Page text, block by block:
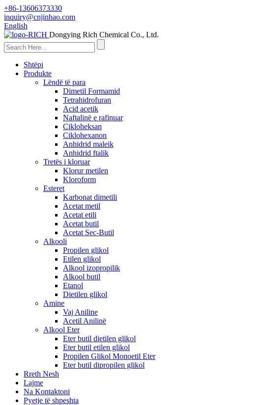
+86-13606373330
inquiry@cnjinhao.com
English
Dongying Rich Chemical Co., Ltd.
Shtëpi
Produkte
Lëndë të para
Dimetil Formamid
Tetrahidrofuran
Acid acetik
Naftalinë e rafinuar
Cikloheksan
Ciklohexanon
Anhidrid maleik
Anhidrid ftalik
Tretës i kloruar
Klorur metilen
Kloroform
Esteret
Karbonat dimetili
Acetat metil
Acetat etili
Acetat butil
Acetat Sec-Butil
Alkooli
Propilen glikol
Etilen glikol
Alkool izopropilik
Alkool butil
Etanol
Dietilen glikol
Amine
Vaj Aniline
Acetil Anilinë
Alkool Eter
Eter butil dietilen glikol
Eter butil etilen glikol
Propilen Glikol Monoetil Eter
Eter butil dipropilen glikol
Rreth Nesh
Lajme
Na Kontaktoni
Pyetje të shpeshta